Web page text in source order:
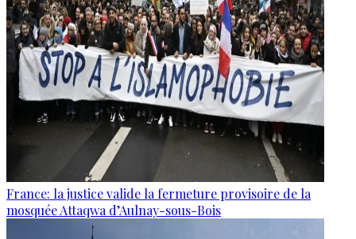
France: la justice valide la fermeture provisoire de la
mosquée Attaqwa d’Aulnay-sous-Bois